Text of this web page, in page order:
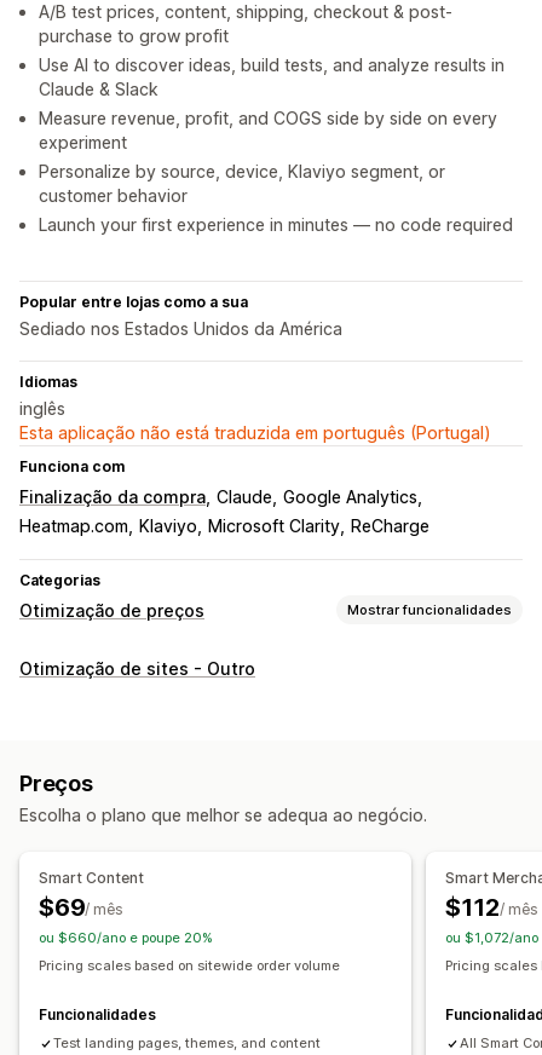
A/B test prices, content, shipping, checkout & post-
purchase to grow profit
Use AI to discover ideas, build tests, and analyze results in
Claude & Slack
Measure revenue, profit, and COGS side by side on every
experiment
Personalize by source, device, Klaviyo segment, or
customer behavior
Launch your first experience in minutes — no code required
Popular entre lojas como a sua
Sediado nos Estados Unidos da América
Idiomas
inglês
Esta aplicação não está traduzida em português (Portugal)
Funciona com
Finalização da compra Claude Google Analytics
Heatmap.com
Klaviyo Microsoft Clarity ReCharge
Categorias
Otimização de preços Mostrar funcionalidades
Gestão de preços
Vendas relâmpago
Testes A/B
Análise de tendências
Dashboards
Análise de dados
Otimização de sites - Outro
Preços
Escolha o plano que melhor se adequa ao negócio.
Smart Content
$69/ mês
ou $660/ano e poupe 20%
Pricing scales based on sitewide order volume
Funcionalidades
Test landing pages, themes, and content
Smart
$112/ mês
ou $1,072/
Pricing scales
All Smart